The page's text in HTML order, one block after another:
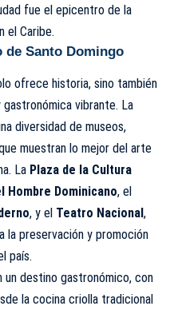
fue el epicentro de la
el Caribe.
Santo Domingo
ofrece historia, sino también
vibrante. La
diversidad de museos,
muestran lo mejor del arte
La Plaza de la Cultura
Hombre Dominicano, el
, y el Teatro Nacional ,
la preservación y promoción
país.
un destino gastronómico, con
la cocina criolla tradicional